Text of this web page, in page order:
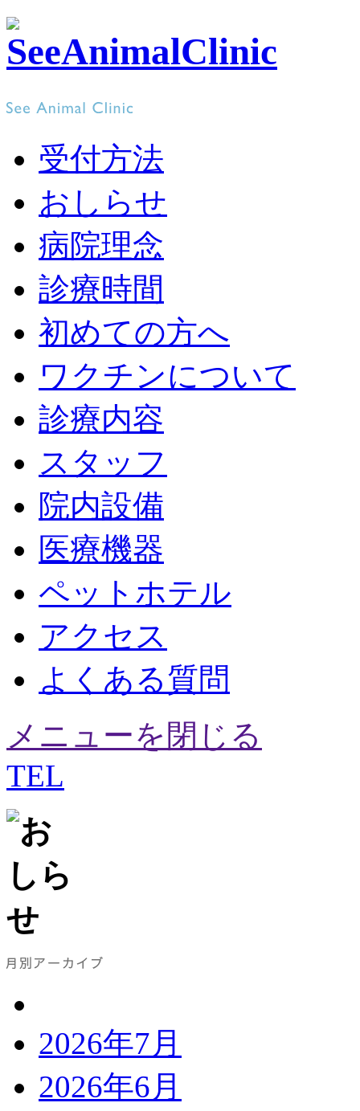
受付方法
おしらせ
病院理念
診療時間
初めての方へ
ワクチンについて
診療内容
スタッフ
院内設備
医療機器
ペットホテル
アクセス
よくある質問
メニューを閉じる
TEL
2026年7月
2026年6月